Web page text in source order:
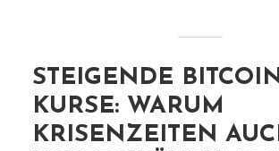
STEIGENDE
KURSE: WARUM
KRISENZEITEN